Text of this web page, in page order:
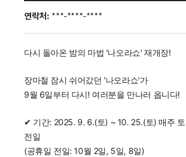
연락처: ***-****-****
다시 돌아온 밤의 마법 '나오라쇼' 재개장!
장마철 잠시 쉬어갔던 '나오라쇼'가
9월 6일부터 다시! 여러분을 만나러 옵니다!
✔ 기간: 2025. 9. 6.(토) ~ 10. 25.(토) 매주
전일
(공휴일 전일: 10월 2일, 5일, 8일)